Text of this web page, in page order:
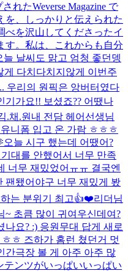
れたWeverse Magazine で
を、しっかりと伝えられた
べを沢山してくださったイ
す。私は、これからも自分
날씨도 맑고 엄청 좋던뎅
게 다치다치지않게 이번주
우리의 원픽은 앙버터였다
기가요!! 보셨죠?? 어땠나
.채.원 내 전담 헤어선생님
니폼 입고 온 가람 ㅎㅎㅎ
오늘 시구 했는데 어땠어?
대를 안했어서 너무 만족
너무 재밌었어ㅠㅠ 결국엔
팬됐어 야구 너무 재밌게 봤
는 분위기 최고👍❤️리더님
~ 초큼 많이 귀여우신데여?
요? :) 응원무대 답게 새로
ㅎ 즈하가 홈런 쳤던거 멋
간극장 볼 게 아주 아주 많
テンツがいっぱいいっぱい